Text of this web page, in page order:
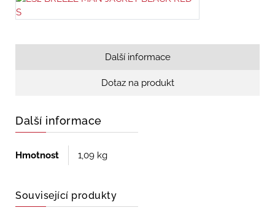
Další informace
Dotaz na produkt
Další informace
Hmotnost 1,09 kg
Související produkty